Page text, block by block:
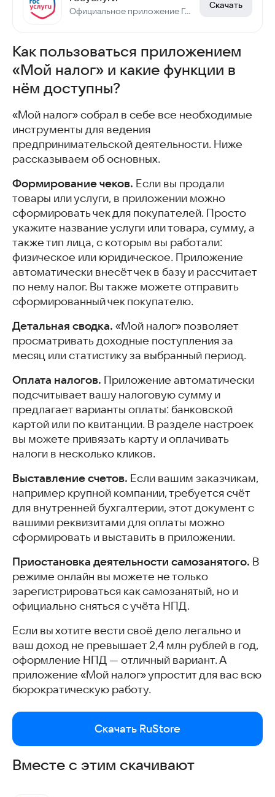
Официальное приложение Госуслуг
Скачать
Как пользоваться приложением
«Мой налог» и какие функции в
нём доступны?
«Мой налог» собрал в себе все необходимые
инструменты для ведения
предпринимательской деятельности. Ниже
рассказываем об основных.
Формирование чеков. Если вы продали
товары или услуги, в приложении можно
сформировать чек для покупателей. Просто
укажите название услуги или товара, сумму, а
также тип лица, с которым вы работали:
физическое или юридическое. Приложение
автоматически внесёт чек в базу и рассчитает
по нему налог. Вы также можете отправить
сформированный чек покупателю.
Детальная сводка. «Мой налог» позволяет
просматривать доходные поступления за
месяц или статистику за выбранный период.
Оплата налогов. Приложение автоматически
подсчитывает вашу налоговую сумму и
предлагает варианты оплаты: банковской
картой или по квитанции. В разделе настроек
вы можете привязать карту и оплачивать
налоги в несколько кликов.
Выставление счетов. Если вашим заказчикам,
например крупной компании, требуется счёт
для внутренней бухгалтерии, этот документ с
вашими реквизитами для оплаты можно
сформировать и выставить в приложении.
Приостановка деятельности самозанятого. В
режиме онлайн вы можете не только
зарегистрироваться как самозанятый, но и
официально сняться с учёта НПД.
Если вы хотите вести своё дело легально и
ваш доход не превышает 2,4 млн рублей в год,
оформление НПД — отличный вариант. А
приложение «Мой налог» упростит для вас всю
бюрократическую работу.
Скачать RuStore
Вместе с этим скачивают